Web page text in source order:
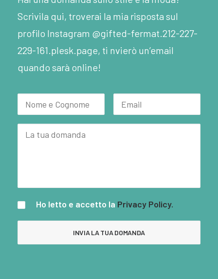
Scrivila qui, troverai la mia risposta sul
profilo Instagram @gifted-fermat.212-227-
229-161.plesk.page, ti nvierò un’email
quando sarà online!
Ho letto e accetto la Privacy Policy.